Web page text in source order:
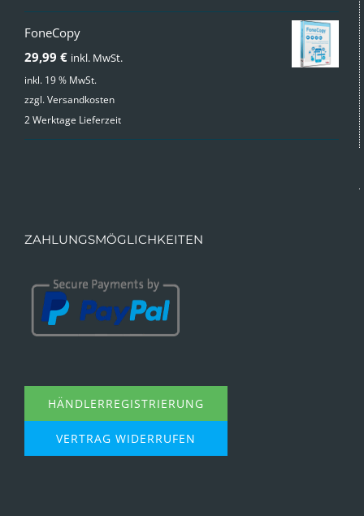
FoneCopy
29,99 € inkl. MwSt.
inkl. 19 % MwSt.
zzgl.Versandkosten
2 Werktage Lieferzeit
ZAHLUNGSMÖGLICHKEITEN
HÄNDLERREGISTRIERUNG
VERTRAG WIDERRUFEN